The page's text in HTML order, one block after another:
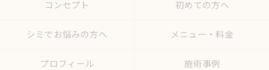
コンセプト 初めての方へ
シミでお悩みの方へ メニュー・料金
プロフィール 施術事例